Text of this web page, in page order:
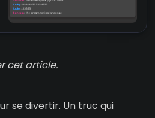
cet article.
se divertir. Un truc qui